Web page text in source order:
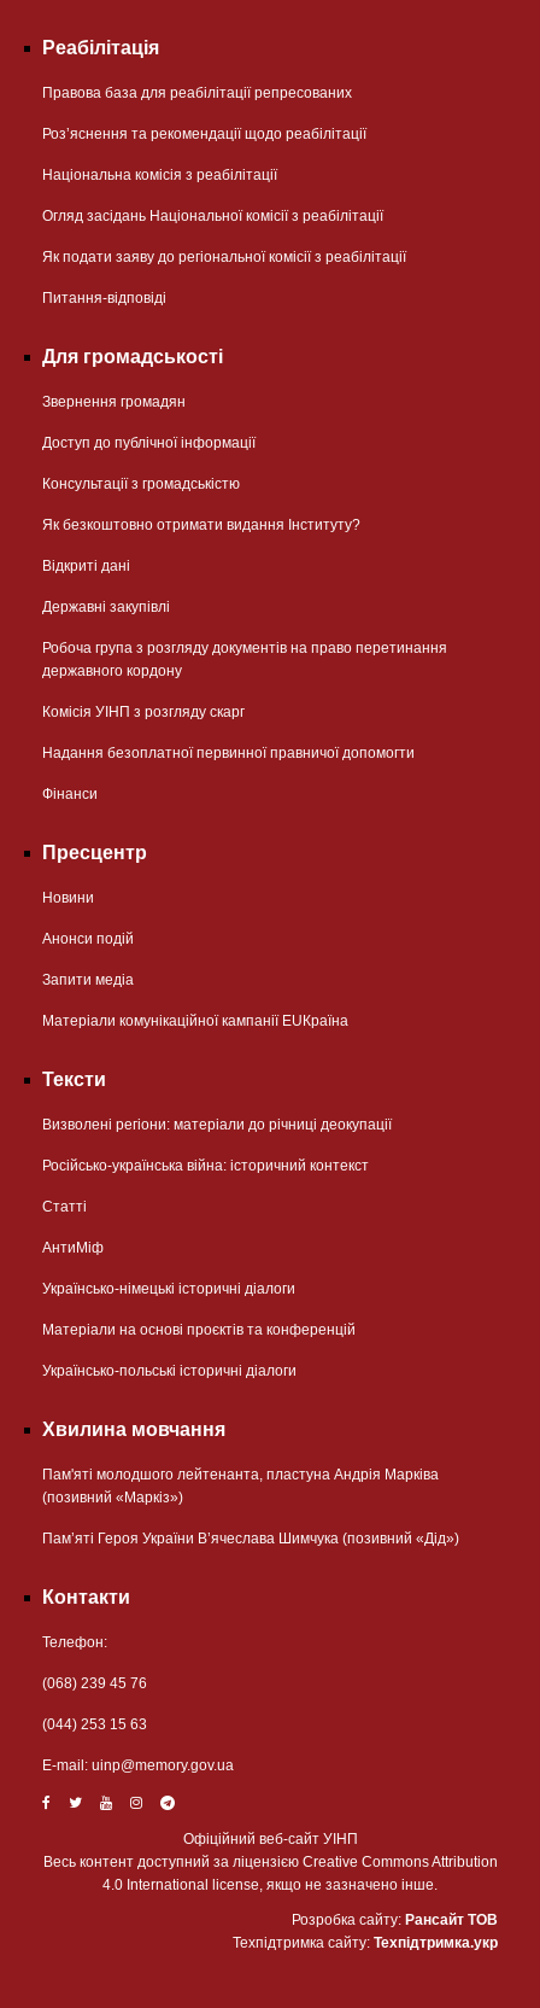
Реабілітація
Правова база для реабілітації репресованих
Розʼяснення та рекомендації щодо реабілітації
Національна комісія з реабілітації
Огляд засідань Національної комісії з реабілітації
Як подати заяву до регіональної комісії з реабілітації
Питання-відповіді
Для громадськості
Звернення громадян
Доступ до публічної інформації
Консультації з громадськістю
Як безкоштовно отримати видання Інституту?
Відкриті дані
Державні закупівлі
Робоча група з розгляду документів на право перетинання
державного кордону
Комісія УІНП з розгляду скарг
Надання безоплатної первинної правничої допомогти
Фінанси
Пресцентр
Новини
Анонси подій
Запити медіа
Матеріали комунікаційної кампанії EUКраїна
Тексти
Визволені регіони: матеріали до річниці деокупації
Російсько-українська війна: історичний контекст
Статті
АнтиМіф
Українсько-німецькі історичні діалоги
Матеріали на основі проєктів та конференцій
Українсько-польські історичні діалоги
Хвилина мовчання
Пам'яті молодшого лейтенанта, пластуна Андрія Марківа
(позивний «Маркіз»)
Пам’яті Героя України В’ячеслава Шимчука (позивний «Дід»)
Контакти
Телефон:
(068) 239 45 76
(044) 253 15 63
Е-mail: uinp@memory.gov.ua
Офіційний веб-сайт УІНП
Весь контент доступний за ліцензією Creative Commons Attribution
4.0 International license, якщо не зазначено інше.
Розробка сайту: Рансайт ТОВ
Техпідтримка сайту: Техпідтримка.укр